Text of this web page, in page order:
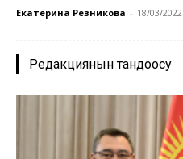
Екатерина Резникова - 18/03/2022
Редакциянын тандоосу